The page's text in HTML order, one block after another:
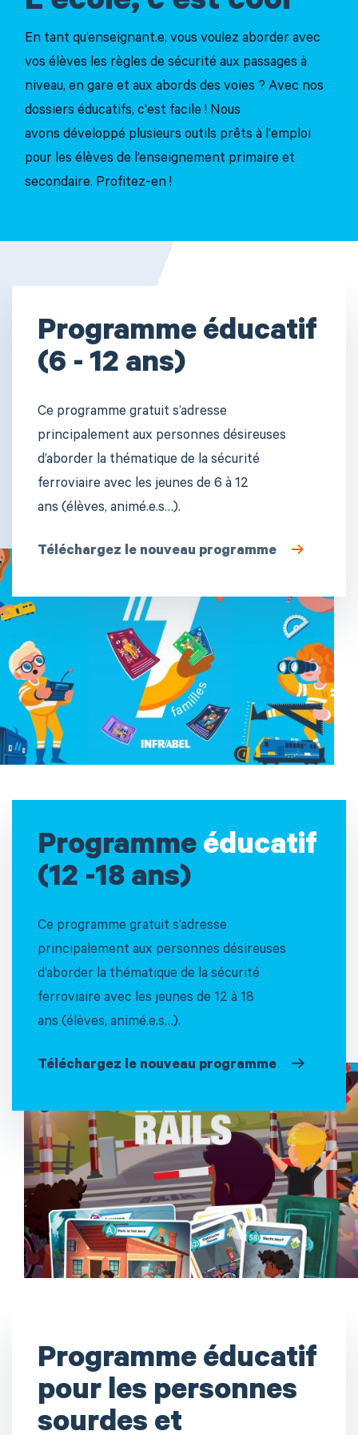
En tant qu’enseignant.e, vous voulez aborder avec
vos élèves les règles de sécurité aux passages à
niveau, en gare et aux abords des voies ? Avec nos
dossiers éducatifs, c'est facile ! Nous
avons développé plusieurs outils prêts à l'emploi
pour les élèves de l’enseignement primaire et
secondaire. Profitez-en !
Programme éducatif
(6 - 12 ans)
Ce programme gratuit s’adresse
principalement aux personnes désireuses
d’aborder la thématique de la sécurité
ferroviaire avec les jeunes de 6 à 12
ans (élèves, animé.e.s…).
Téléchargez le nouveau programme
Programme éducatif
(12 -18 ans)
Ce programme gratuit s’adresse
principalement aux personnes désireuses
d’aborder la thématique de la sécurité
ferroviaire avec les jeunes de 12 à 18
ans (élèves, animé.e.s…).
Téléchargez le nouveau programme
Programme éducatif
pour les personnes
sourdes et